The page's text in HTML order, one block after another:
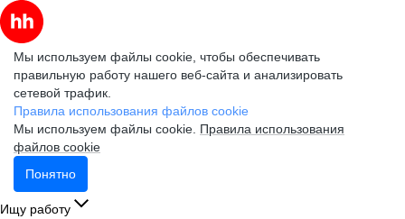
Мы используем файлы cookie, чтобы обеспечивать
правильную работу нашего веб-сайта и анализировать
сетевой трафик.
Правила использования файлов cookie
Мы используем файлы cookie. Правила использования
файлов cookie
Понятно
Ищу работу